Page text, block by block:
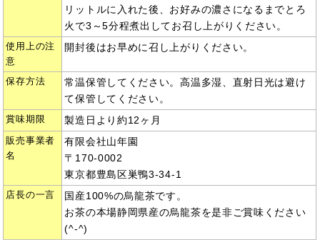
リットルに入れた後、お好みの濃さになるまでとろ
火で3～5分程煮出してお召し上がりください。
使用上の注
意
開封後はお早めに召し上がりください。
保存方法
常温保管してください。高温多湿、直射日光は避け
て保管してください。
賞味期限 製造日より約12ヶ月
販売事業者
名
有限会社山年園
〒170-0002
東京都豊島区巣鴨3-34-1
店長の一言
国産100%の烏龍茶です。
お茶の本場静岡県産の烏龍茶を是非ご賞味ください
(^-^)